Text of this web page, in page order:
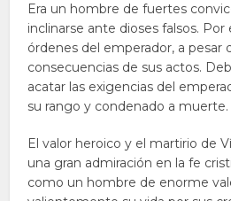
Era un hombre de fuertes
inclinarse ante dioses falsos. Por
órdenes del emperador, a pesar
consecuencias de sus actos.
acatar las exigencias del
su rango y condenado a muerte.
El valor heroico y el martirio de
una gran admiración en la fe
como un hombre de enorme